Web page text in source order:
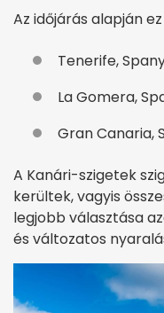
Az időjárás alapján
Tenerife,
La Gomera,
Gran Canaria,
A Kanári-szigetek
kerültek, vagyis
legjobb választása
és változatos